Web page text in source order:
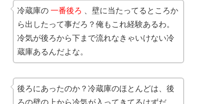
冷蔵庫の 一番後ろ 、壁に当たってるところか
ら出したって事だろ？俺もこれ経験あるわ。
冷気が後ろから下まで流れなきゃいけない冷
蔵庫あるんだよな。
後ろにあったのか？冷蔵庫のほとんどは、後